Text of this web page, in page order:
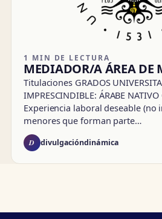
1 MIN DE LECTURA
MEDIADOR/A ÁREA DE
Titulaciones GRADOS
IMPRESCINDIBLE: ÁRABE NATIVO
Experiencia laboral deseable (no
menores que forman parte…
D divulgacióndinámica